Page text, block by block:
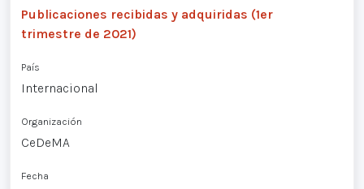
Publicaciones recibidas y adquiridas (1er
trimestre de 2021)
País
Internacional
Organización
CeDeMA
Fecha